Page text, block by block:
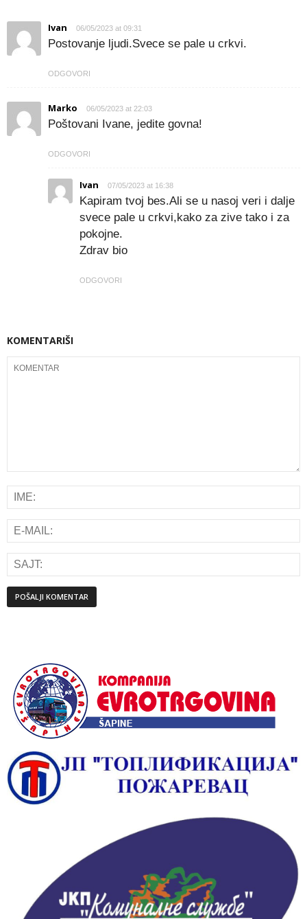
Ivan 06/05/2023 at 09:31
Postovanje ljudi.Svece se pale u crkvi.
ODGOVORI
Marko 06/05/2023 at 22:03
Poštovani Ivane, jedite govna!
ODGOVORI
Ivan 07/05/2023 at 16:38
Kapiram tvoj bes.Ali se u nasoj veri i dalje
svece pale u crkvi,kako za zive tako i za
pokojne.
Zdrav bio
ODGOVORI
KOMENTARIŠI